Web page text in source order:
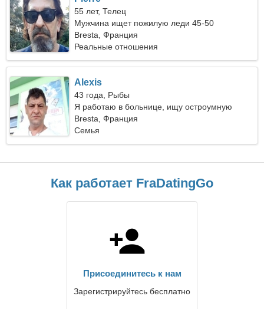
55 лет, Телец
Мужчина ищет пожилую леди 45-50
Bresta, Франция
Реальные отношения
Alexis
43 года, Рыбы
Я работаю в больнице, ищу остроумную
женщину
Bresta, Франция
Семья
Как работает FraDatingGo
Присоединитесь к нам
Зарегистрируйтесь бесплатно